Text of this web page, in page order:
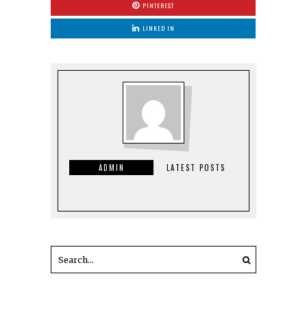
PINTEREST
LINKED IN
ADMIN LATEST POSTS